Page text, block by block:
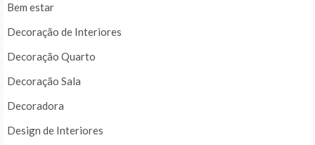
Bem estar
Decoração de Interiores
Decoração Quarto
Decoração Sala
Decoradora
Design de Interiores